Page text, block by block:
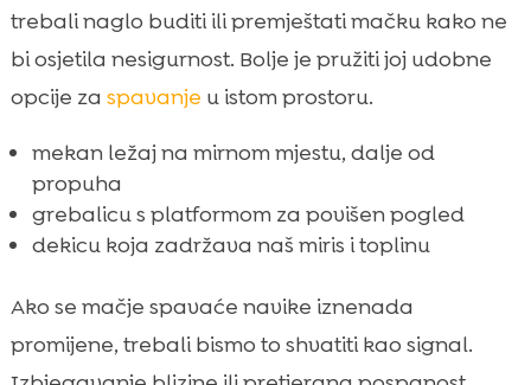
trebali naglo buditi ili premještati mačku kako ne
bi osjetila nesigurnost. Bolje je pružiti joj udobne
opcije za spavanje u istom prostoru.
mekan ležaj na mirnom mjestu, dalje od
propuha
grebalicu s platformom za povišen pogled
dekicu koja zadržava naš miris i toplinu
Ako se mačje spavaće navike iznenada
promijene, trebali bismo to shvatiti kao signal.